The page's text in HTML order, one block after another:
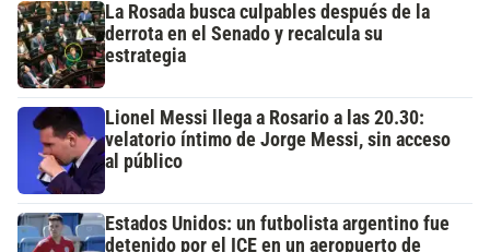
La Rosada busca culpables después de la
derrota en el Senado y recalcula su
estrategia
Lionel Messi llega a Rosario a las 20.30:
velatorio íntimo de Jorge Messi, sin acceso
al público
Estados Unidos: un futbolista argentino fue
detenido por el ICE en un aeropuerto de